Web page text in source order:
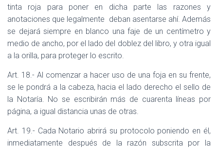
tinta roja para poner en dicha parte las razones y
anotaciones que legalmente deban asentarse ahí. Además
se dejará siempre en blanco una faje de un centímetro y
medio de ancho, por el lado del doblez del libro, y otra igual
a la orilla, para proteger lo escrito.
Art. 18.- Al comenzar a hacer uso de una foja en su frente,
se le pondrá a la cabeza, hacia el lado derecho el sello de
la Notaría. No se escribirán más de cuarenta líneas por
página, a igual distancia unas de otras.
Art. 19.- Cada Notario abrirá su protocolo poniendo en él,
inmediatamente después de la razón subscrita por la